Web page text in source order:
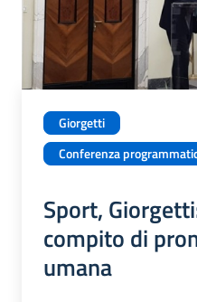
Giorgetti
Conferenza
Sport,
compito di
umana